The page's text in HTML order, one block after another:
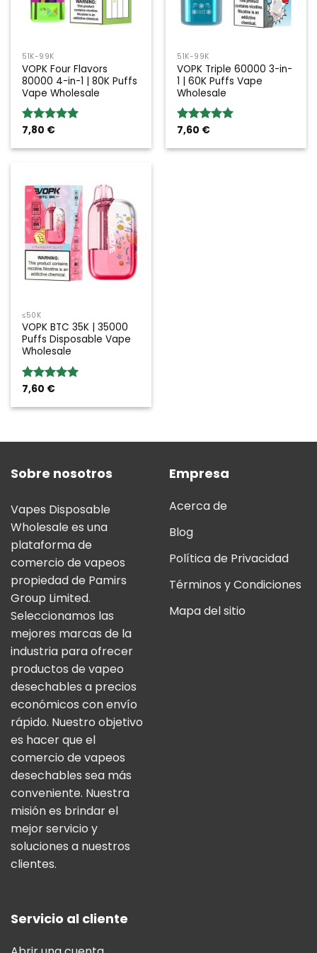
51K-99K
VOPK Four Flavors
80000 4-in-1 | 80K Puffs
Vape Wholesale
Valoración:
5
7,80 €
51K-99K
VOPK Triple 60000 3-in-
1 | 60K Puffs Vape
Wholesale
Valoración:
5
7,60 €
≤50K
VOPK BTC 35K | 35000
Puffs Disposable Vape
Wholesale
Valoración:
5
7,60 €
Sobre nosotros
Vapes Disposable
Wholesale es una
plataforma de
comercio de vapeos
propiedad de Pamirs
Group Limited.
Seleccionamos las
mejores marcas de la
industria para ofrecer
productos de vapeo
desechables a precios
económicos con envío
rápido. Nuestro objetivo
es hacer que el
comercio de vapeos
desechables sea más
conveniente. Nuestra
misión es brindar el
mejor servicio y
soluciones a nuestros
clientes.
Empresa
Acerca de
Blog
Política de Privacidad
Términos y Condiciones
Mapa del sitio
Servicio al cliente